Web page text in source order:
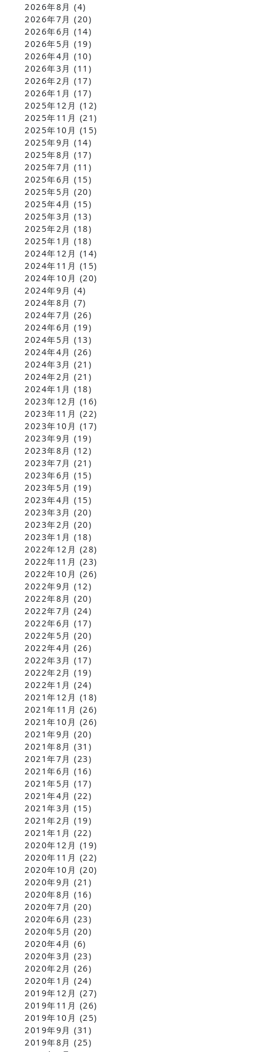
2026年8月 (4)
2026年7月 (20)
2026年6月 (14)
2026年5月 (19)
2026年4月 (10)
2026年3月 (11)
2026年2月 (17)
2026年1月 (17)
2025年12月 (12)
2025年11月 (21)
2025年10月 (15)
2025年9月 (14)
2025年8月 (17)
2025年7月 (11)
2025年6月 (15)
2025年5月 (20)
2025年4月 (15)
2025年3月 (13)
2025年2月 (18)
2025年1月 (18)
2024年12月 (14)
2024年11月 (15)
2024年10月 (20)
2024年9月 (4)
2024年8月 (7)
2024年7月 (26)
2024年6月 (19)
2024年5月 (13)
2024年4月 (26)
2024年3月 (21)
2024年2月 (21)
2024年1月 (18)
2023年12月 (16)
2023年11月 (22)
2023年10月 (17)
2023年9月 (19)
2023年8月 (12)
2023年7月 (21)
2023年6月 (15)
2023年5月 (19)
2023年4月 (15)
2023年3月 (20)
2023年2月 (20)
2023年1月 (18)
2022年12月 (28)
2022年11月 (23)
2022年10月 (26)
2022年9月 (12)
2022年8月 (20)
2022年7月 (24)
2022年6月 (17)
2022年5月 (20)
2022年4月 (26)
2022年3月 (17)
2022年2月 (19)
2022年1月 (24)
2021年12月 (18)
2021年11月 (26)
2021年10月 (26)
2021年9月 (20)
2021年8月 (31)
2021年7月 (23)
2021年6月 (16)
2021年5月 (17)
2021年4月 (22)
2021年3月 (15)
2021年2月 (19)
2021年1月 (22)
2020年12月 (19)
2020年11月 (22)
2020年10月 (20)
2020年9月 (21)
2020年8月 (16)
2020年7月 (20)
2020年6月 (23)
2020年5月 (20)
2020年4月 (6)
2020年3月 (23)
2020年2月 (26)
2020年1月 (24)
2019年12月 (27)
2019年11月 (26)
2019年10月 (25)
2019年9月 (31)
2019年8月 (25)